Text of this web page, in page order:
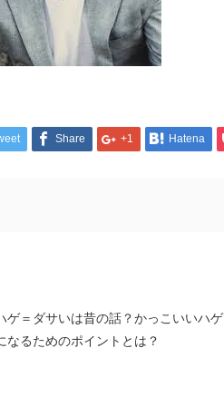
Share +1 Hatena
ゲ＝ダサいは昔の話？かっこいいハゲ
なるためのポイントとは？